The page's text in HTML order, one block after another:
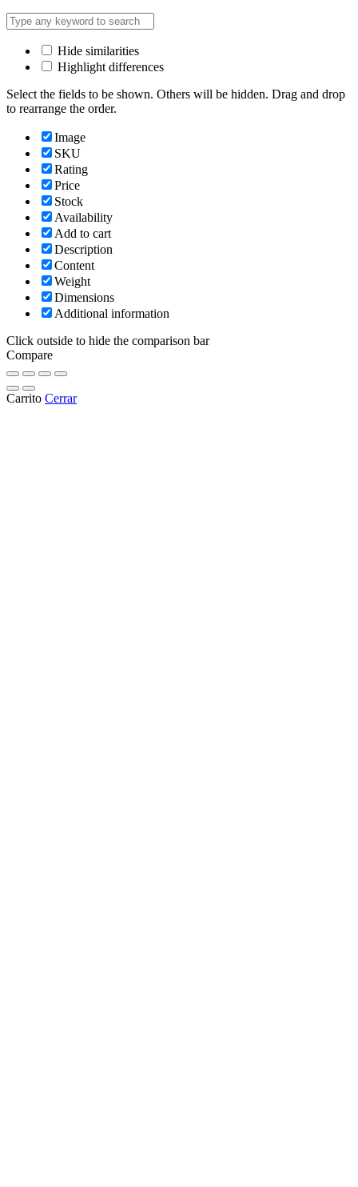
Hide similarities
Highlight differences
Select the fields to be shown. Others will be hidden. Drag and drop
to rearrange the order.
Image
SKU
Rating
Price
Stock
Availability
Add to cart
Description
Content
Weight
Dimensions
Additional information
Click outside to hide the comparison bar
Compare
Carrito Cerrar